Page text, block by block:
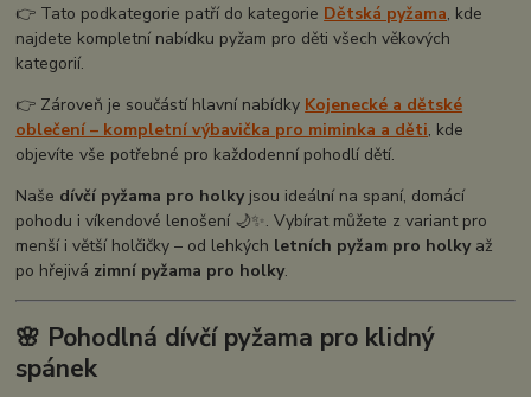
👉 Tato podkategorie patří do kategorie Dětská pyžama, kde
najdete kompletní nabídku pyžam pro děti všech věkových
kategorií.
👉 Zároveň je součástí hlavní nabídky Kojenecké a dětské
oblečení – kompletní výbavička pro miminka a děti, kde
objevíte vše potřebné pro každodenní pohodlí dětí.
Naše dívčí pyžama pro holkyjsou ideální na spaní, domácí
pohodu i víkendové lenošení 🌙✨. Vybírat můžete z variant pro
menší i větší holčičky – od lehkých letních pyžam pro holkyaž
po hřejivá zimní pyžama pro holky.
🌸 Pohodlná dívčí pyžama pro klidný
spánek